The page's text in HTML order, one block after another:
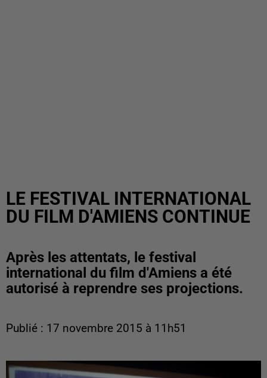
LE FESTIVAL INTERNATIONAL
DU FILM D'AMIENS CONTINUE
Après les attentats, le festival
international du film d'Amiens a été
autorisé à reprendre ses projections.
Publié : 17 novembre 2015 à 11h51